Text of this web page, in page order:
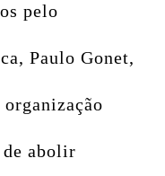
pelo
Paulo Gonet,
abolir